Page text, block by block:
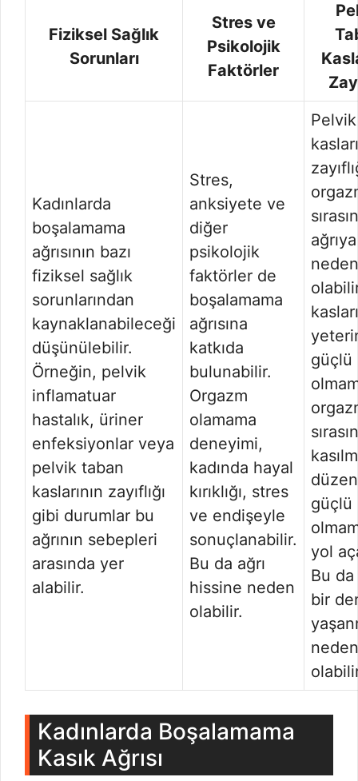
Fiziksel Sağlık
Sorunları
Stres ve
Psikolojik
Faktörler
Kadınlarda
boşalamama
ağrısının bazı
fiziksel sağlık
sorunlarından
kaynaklanabileceği
düşünülebilir.
Örneğin, pelvik
inflamatuar
hastalık, üriner
enfeksiyonlar veya
pelvik taban
kaslarının zayıflığı
gibi durumlar bu
ağrının sebepleri
arasında yer
alabilir.
Stres,
anksiyete ve
diğer
psikolojik
faktörler de
boşalamama
ağrısına
katkıda
bulunabilir.
Orgazm
olamama
deneyimi,
kadında hayal
kırıklığı, stres
ve endişeyle
sonuçlanabilir.
Bu da ağrı
hissine neden
olabilir.
ağrıya
neden
güçlü
güçlü
yol
Bu da
bir
neden
Kadınlarda Boşalamama
Kasık Ağrısı